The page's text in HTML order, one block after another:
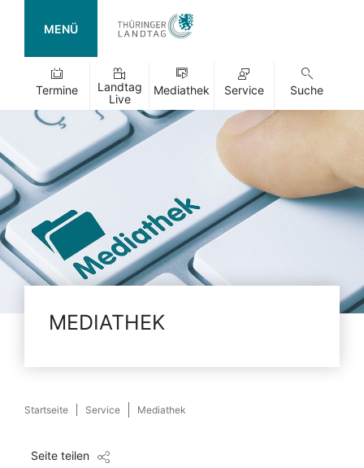
MENÜ
Termine
Landtag
Live
Mediathek Service Suche
MEDIATHEK
Startseite Service Mediathek
Seite teilen